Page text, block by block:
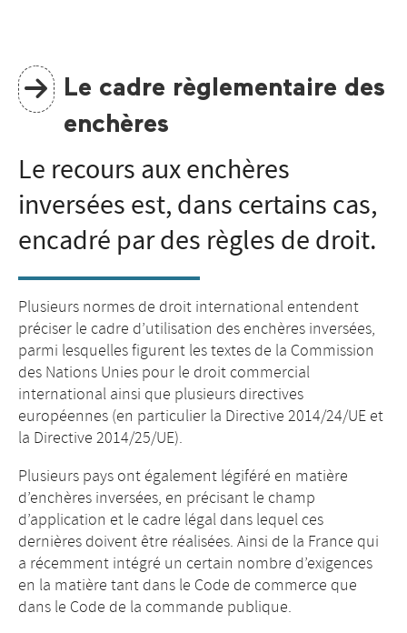
Le cadre règlementaire des
enchères
Le recours aux enchères
inversées est, dans certains cas,
encadré par des règles de droit.
Plusieurs normes de droit international entendent
préciser le cadre d’utilisation des enchères inversées,
parmi lesquelles figurent les textes de la Commission
des Nations Unies pour le droit commercial
international ainsi que plusieurs directives
européennes (en particulier la Directive 2014/24/UE et
la Directive 2014/25/UE).
Plusieurs pays ont également légiféré en matière
d’enchères inversées, en précisant le champ
d’application et le cadre légal dans lequel ces
dernières doivent être réalisées. Ainsi de la France qui
a récemment intégré un certain nombre d’exigences
en la matière tant dans le Code de commerce que
dans le Code de la commande publique.